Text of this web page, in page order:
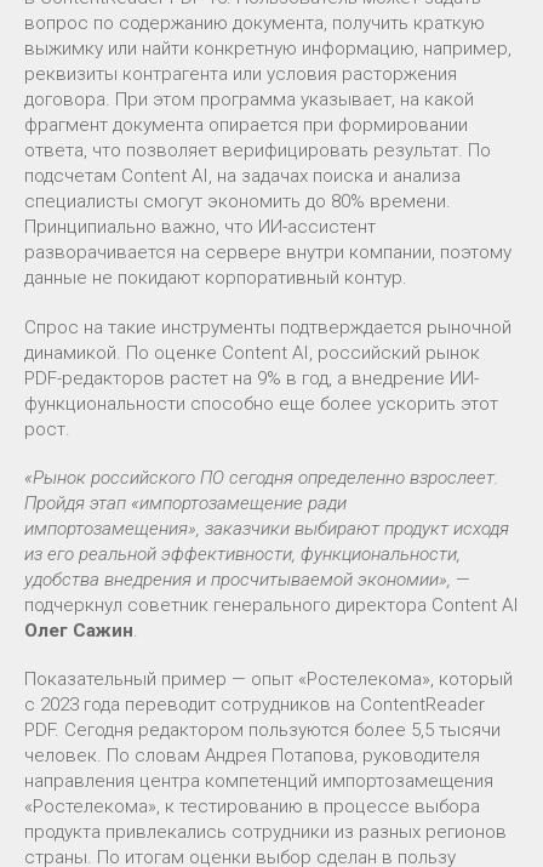
вопрос по содержанию документа, получить краткую
выжимку или найти конкретную информацию, например,
реквизиты контрагента или условия расторжения
договора. При этом программа указывает, на какой
фрагмент документа опирается при формировании
ответа, что позволяет верифицировать результат. По
подсчетам Content AI, на задачах поиска и анализа
специалисты смогут экономить до 80% времени.
Принципиально важно, что ИИ-ассистент
разворачивается на сервере внутри компании, поэтому
данные не покидают корпоративный контур.
Спрос на такие инструменты подтверждается рыночной
динамикой. По оценке Content AI, российский рынок
PDF-редакторов растет на 9% в год, а внедрение ИИ-
функциональности способно еще более ускорить этот
рост.
«Рынок российского ПО сегодня определенно взрослеет.
Пройдя этап «импортозамещение ради
импортозамещения», заказчики выбирают продукт исходя
из его реальной эффективности, функциональности,
удобства внедрения и просчитываемой экономии», —
подчеркнул советник генерального директора Content AI
Олег Сажин.
Показательный пример — опыт «Ростелекома», который
с 2023 года переводит сотрудников на ContentReader
PDF. Сегодня редактором пользуются более 5,5 тысячи
человек. По словам Андрея Потапова, руководителя
направления центра компетенций импортозамещения
«Ростелекома», к тестированию в процессе выбора
продукта привлекались сотрудники из разных регионов
страны. По итогам оценки выбор сделан в пользу